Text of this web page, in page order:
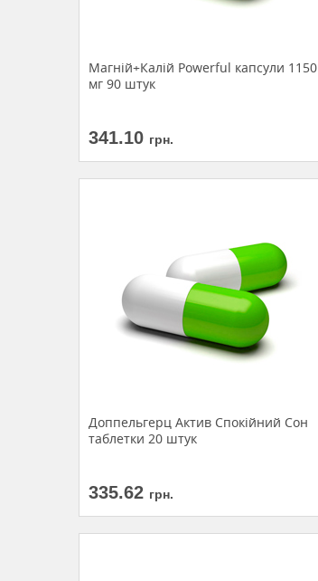
Магній+Калій Powerful капсули 1150
мг 90 штук
341.10 грн.
Доппельгерц Актив Спокійний Сон
таблетки 20 штук
335.62 грн.